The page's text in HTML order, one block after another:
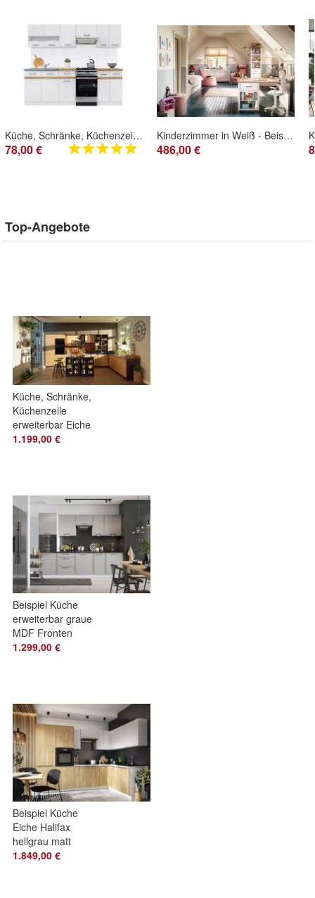
Küche, Schränke, Küchenzeile weiss glanz Eiche Craft mit Arbeitsplatten Neu&Schnell
78,00 €
Kinderzimmer in Weiß - Beispiel Zusammenstellung 3
486,00 €
Top-Angebote
Küche, Schränke,
Küchenzeile
erweiterbar Eiche
Arlington Griffleisten
1.199,00 €
Beispiel Küche
erweiterbar graue
MDF Fronten
Softclose
1.299,00 €
Beispiel Küche
Eiche Halifax
hellgrau matt
Griffmulden
1.849,00 €